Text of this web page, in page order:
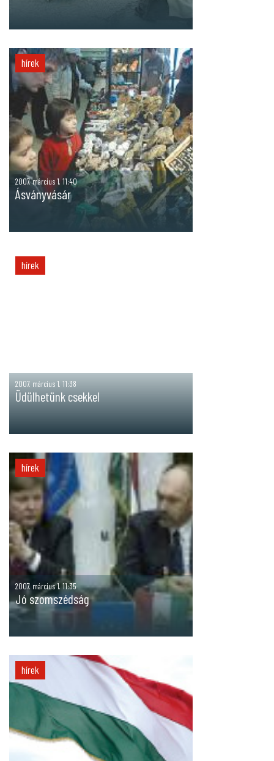
hírek
2007. március 1. 11:40
Ásványvásár
hírek
2007. március 1. 11:38
Üdülhetünk csekkel
hírek
2007. március 1. 11:35
Jó szomszédság
hírek